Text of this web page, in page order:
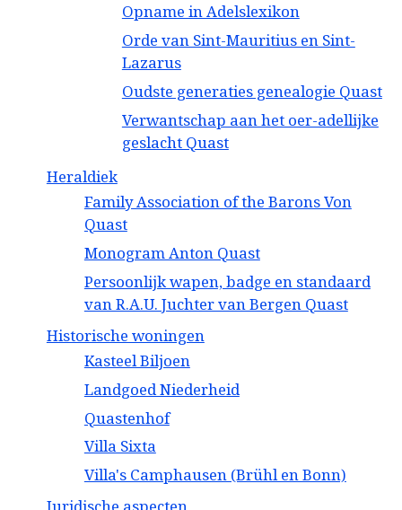
Opname in Adelslexikon
Orde van Sint-Mauritius en Sint-
Lazarus
Oudste generaties genealogie Quast
Verwantschap aan het oer-adellijke
geslacht Quast
Heraldiek
Family Association of the Barons Von
Quast
Monogram Anton Quast
Persoonlijk wapen, badge en standaard
van R.A.U. Juchter van Bergen Quast
Historische woningen
Kasteel Biljoen
Landgoed Niederheid
Quastenhof
Villa Sixta
Villa's Camphausen (Brühl en Bonn)